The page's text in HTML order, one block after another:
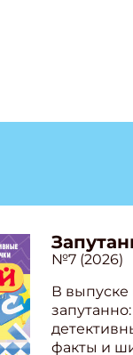
№7 (2026)
В выпуске
факты и